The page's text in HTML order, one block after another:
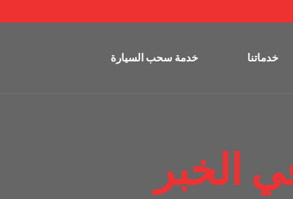
خدماتنا خدمة سحب السيارة
الخبر